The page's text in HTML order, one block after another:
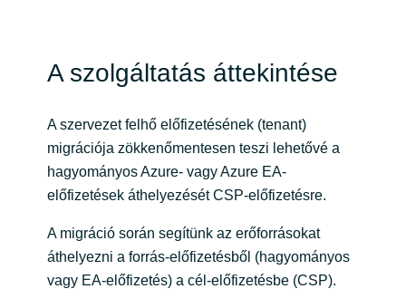
Portugal
Qatar
Romania
Slovenia
A szolgáltatás áttekintése
A szervezet felhő előfizetésének (tenant)
migrációja zökkenőmentesen teszi lehetővé a
hagyományos Azure- vagy Azure EA-
előfizetések áthelyezését CSP-előfizetésre.
A migráció során segítünk az erőforrásokat
áthelyezni a forrás-előfizetésből (hagyományos
vagy EA-előfizetés) a cél-előfizetésbe (CSP).